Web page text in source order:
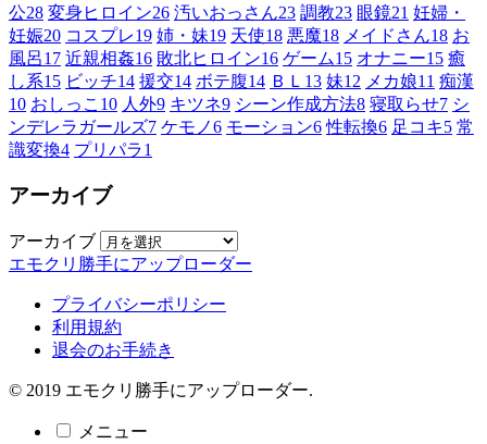
公28 変身ヒロイン26 汚いおっさん23 調教23 眼鏡21 妊婦・
妊娠20 コスプレ19 姉・妹19 天使18 悪魔18 メイドさん18 お
風呂17 近親相姦16 敗北ヒロイン16 ゲーム15 オナニー15 癒
し系15 ビッチ14 援交14 ボテ腹14 ＢＬ 13 妹12 メカ娘11 痴漢
10 おしっこ 10 人外9 キツネ9 シーン作成方法8 寝取らせ7 シ
ンデレラガールズ7 ケモノ6 モーション6 性転換6 足コキ5 常
識変換4 プリパラ1
アーカイブ
アーカイブ
エモクリ勝手にアップローダー
プライバシーポリシー
利用規約
退会のお手続き
© 2019 エモクリ勝手にアップローダー.
メニュー